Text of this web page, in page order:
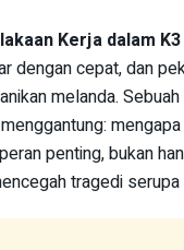
Kerja dalam K3
dengan cepat, dan
melanda.
penting, bukan
tragedi